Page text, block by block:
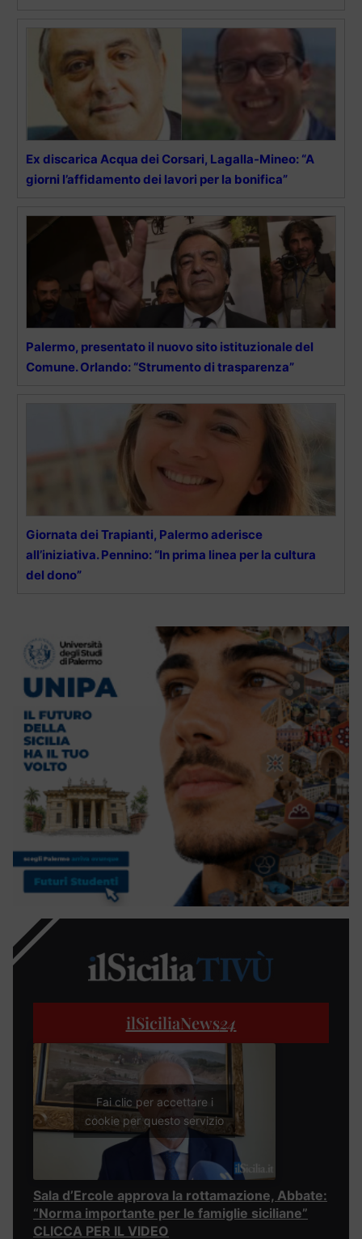
Ex discarica Acqua dei Corsari, Lagalla-Mineo: “A
giorni l’affidamento dei lavori per la bonifica”
Palermo, presentato il nuovo sito istituzionale del
Comune. Orlando: “Strumento di trasparenza”
Giornata dei Trapianti, Palermo aderisce
all’iniziativa. Pennino: “In prima linea per la cultura
del dono”
ilSiciliaNews24
Fai clic per accettare i
cookie per questo servizio
Sala d’Ercole approva la rottamazione, Abbate:
“Norma importante per le famiglie siciliane”
CLICCA PER IL VIDEO